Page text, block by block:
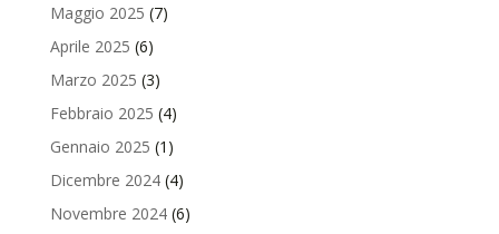
Maggio 2025 (7)
Aprile 2025 (6)
Marzo 2025 (3)
Febbraio 2025 (4)
Gennaio 2025 (1)
Dicembre 2024(4)
Novembre 2024(6)